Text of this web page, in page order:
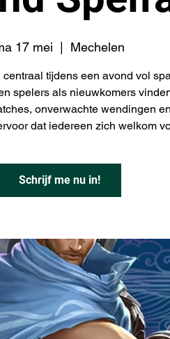
17 mei
  |
Mechelen
tijdens een avond vol
spelers als nieuwkomers
onverwachte wendingen
dat iedereen zich welkom
Schrijf me nu in!